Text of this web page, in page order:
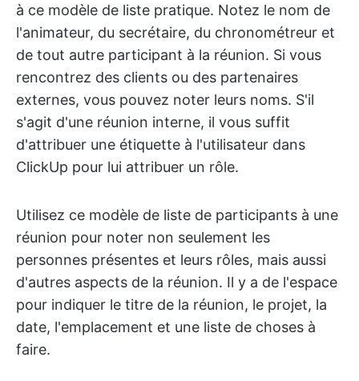
à ce modèle de liste pratique. Notez le nom de
l'animateur, du secrétaire, du chronométreur et
de tout autre participant à la réunion. Si vous
rencontrez des clients ou des partenaires
externes, vous pouvez noter leurs noms. S'il
s'agit d'une réunion interne, il vous suffit
d'attribuer une étiquette à l'utilisateur dans
ClickUp pour lui attribuer un rôle.
Utilisez ce modèle de liste de participants à une
réunion pour noter non seulement les
personnes présentes et leurs rôles, mais aussi
d'autres aspects de la réunion. Il y a de l'espace
pour indiquer le titre de la réunion, le projet, la
date, l'emplacement et une liste de choses à
faire.